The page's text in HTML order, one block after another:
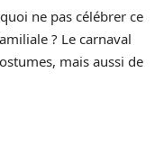
ne pas célébrer ce
? Le carnaval
mais aussi de